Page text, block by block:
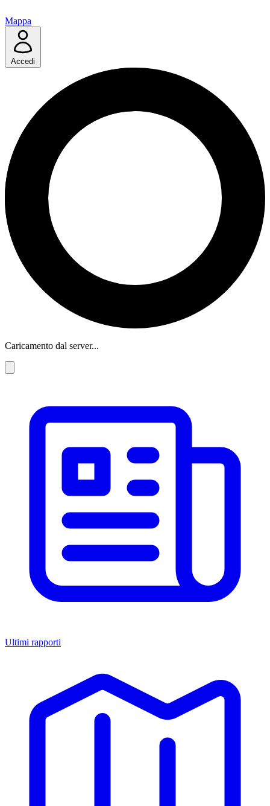
Mappa
Accedi
Caricamento dal server...
Ultimi rapporti